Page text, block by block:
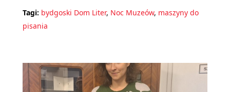
Tagi: bydgoski Dom Liter, Noc Muzeów, maszyny do
pisania